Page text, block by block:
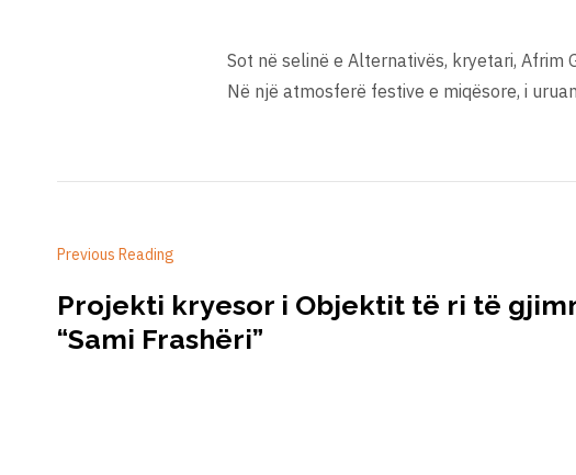
Sot në selinë e Alternativës, kryetari,
Në një atmosferë festive e miqësore, i
Previous Reading
Projekti kryesor i Objektit të ri të
“Sami Frashëri”